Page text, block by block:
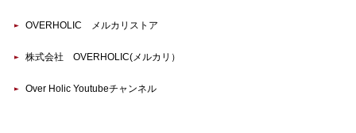
OVERHOLIC メルカリストア
株式会社 OVERHOLIC(メルカリ）
Over Holic Youtubeチャンネル